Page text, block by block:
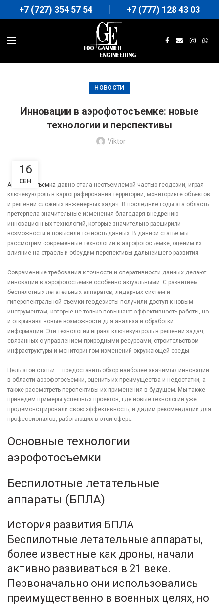
+7 (727) 354 57 54 +7 (777) 128 43 03
НОВОСТИ
Инновации в аэрофотосъемке: новые
технологии и перспективы
Viktor
16
СЕН
Аэрофотосъемка давно стала неотъемлемой частью геодезии, играя
ключевую роль в картографировании территорий, мониторинге объектов
и решении сложных инженерных задач. В последние годы эта область
претерпела значительные изменения благодаря внедрению
инновационных технологий, которые значительно расширили
возможности и повысили точность данных. В данной статье мы
рассмотрим современные технологии в аэрофотосъемке, оценим их
влияние на отрасль и обсудим перспективы дальнейшего развития.
Современные требования к точности и оперативности данных делают
инновации в аэрофотосъемке особенно актуальными. С развитием
беспилотных летательных аппаратов, лидарных систем и
гиперспектральной съемки геодезисты получили доступ к новым
инструментам, которые не только повышают эффективность работы, но
и открывают новые возможности для анализа и обработки
информации. Эти технологии играют ключевую роль в решении задач,
связанных с управлением природными ресурсами, строительством
инфраструктуры и мониторингом изменений окружающей среды.
Цель этой статьи — предоставить обзор наиболее значимых инноваций
в области аэрофотосъемки, оценить их преимущества и недостатки, а
также рассмотреть перспективы их применения в будущем. Мы также
приведем примеры успешных проектов, где новые технологии уже
продемонстрировали свою эффективность, и дадим рекомендации для
профессионалов, работающих в этой сфере.
Основные технологии
аэрофотосъемки
Беспилотные летательные
аппараты (БПЛА)
История развития БПЛА
Беспилотные летательные аппараты,
более известные как дроны, начали
активно развиваться в 21 веке.
Первоначально они использовались
преимущественно в военных целях, но